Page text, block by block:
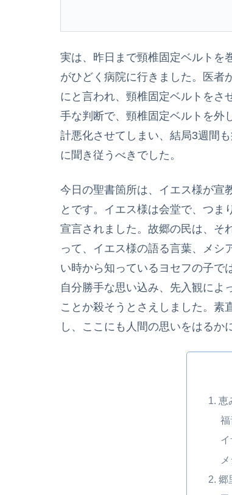
実は、昨日まで頸椎固定ベルトを
がひどく病院に行きました。医者
にと言われ、頸椎固定ベルトをさ
手な判断で、頸椎固定ベルトを外
計悪化させてしまい、結局3週間
に聞き従うべきでした。
今日の聖書箇所は、イエス様が宣
とです。イエス様は会堂で、つま
宣言されました。故郷の民は、そ
って、イエス様の語る言葉、メシ
い時から知っているヨセフの子で
自分勝手な思い込み、先入観によ
ことか殺そうとさえしました。素
し、ここにも人間の思いをはるか
1. 恵
福
2. 郷